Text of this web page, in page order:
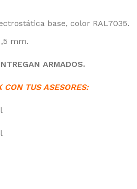
base, color RAL7035.
mm.
ARMADOS.
CON TUS ASESORES: